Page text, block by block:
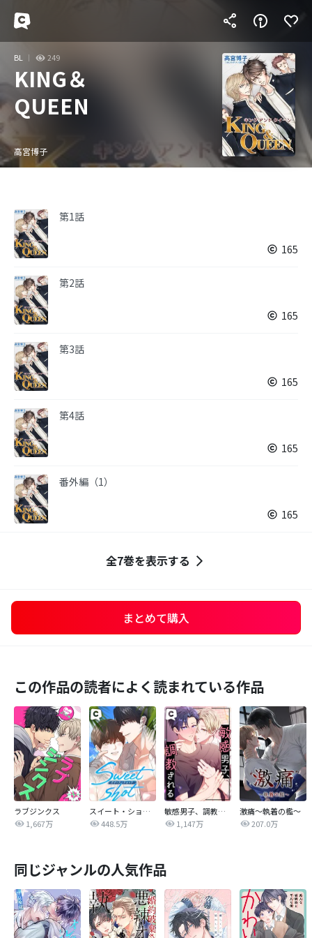
BL 249
KING＆
QUEEN
高宮博子
第1話
165
第2話
165
第3話
165
第4話
165
番外編（1）
165
全7巻を表示する
まとめて購入
この作品の読者によく読まれている作品
ラブジンクス
1,667万
スイート・ショット
448.5万
敏感男子、調教される
1,147万
激痛～執着の檻～
207.0万
同じジャンルの人気作品